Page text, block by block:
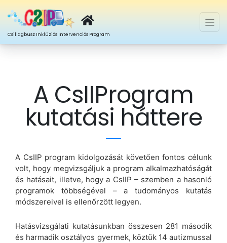
Csillagbusz Inklúziós Intervenciós Program
A CsIIProgram
kutatási háttere
A CsIIP program kidolgozását követően fontos célunk
volt, hogy megvizsgáljuk a program alkalmazhatóságát
és hatásait, illetve, hogy a CsIIP – szemben a hasonló
programok többségével – a tudományos kutatás
módszereivel is ellenőrzött legyen.
Hatásvizsgálati kutatásunkban összesen 281 második
és harmadik osztályos gyermek, köztük 14 autizmussal